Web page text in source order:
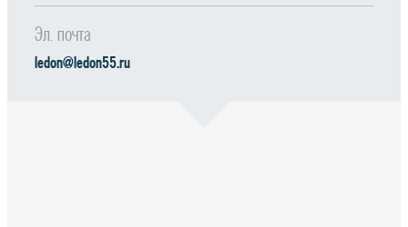
Эл. почта
ledon@ledon55.ru